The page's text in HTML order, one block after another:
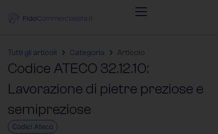
Tutti gli articoli Categoria Articolo
Codice ATECO 32.12.10:
Lavorazione di pietre preziose e
semipreziose
Codici Ateco